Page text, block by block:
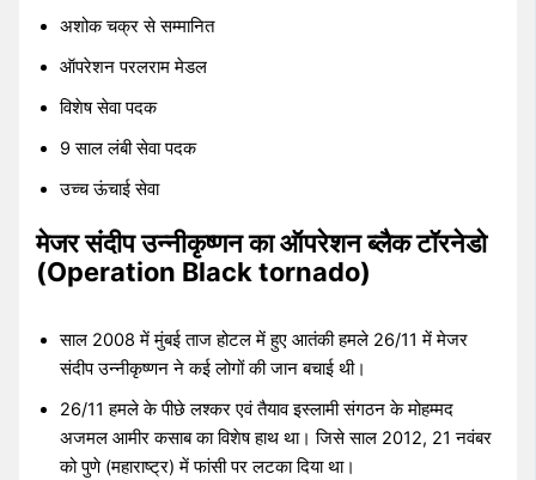
अशोक चक्र से सम्मानित
ऑपरेशन परलराम मेडल
विशेष सेवा पदक
9 साल लंबी सेवा पदक
उच्च ऊंचाई सेवा
मेजर संदीप उन्नीकृष्णन का ऑपरेशन ब्लैक टॉरनेडो
(Operation Black tornado)
साल 2008 में मुंबई ताज होटल में हुए आतंकी हमले 26/11 में मेजर
संदीप उन्नीकृष्णन ने कई लोगों की जान बचाई थी।
26/11 हमले के पीछे लश्कर एवं तैयाव इस्लामी संगठन के मोहम्मद
अजमल आमीर कसाब का विशेष हाथ था। जिसे साल 2012, 21 नवंबर
को पुणे (महाराष्ट्र) में फांसी पर लटका दिया था।